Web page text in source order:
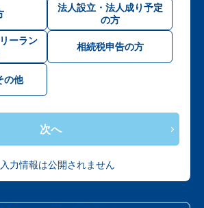
法人設立・法人成り予定
の方
ーラン
相続税申告の方
の他
次へ
入力情報は公開されません